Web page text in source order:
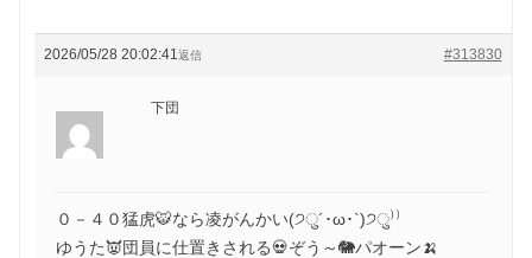
2026/05/28 20:02:41 #313830
返信
下団
０－４０猛虎🐯なら凌がんかい(੭ु´･ω･`)੭ु⁾⁾
ゆうた👿団員に仕置きされる💀ぞう～🐘パオーン🍌